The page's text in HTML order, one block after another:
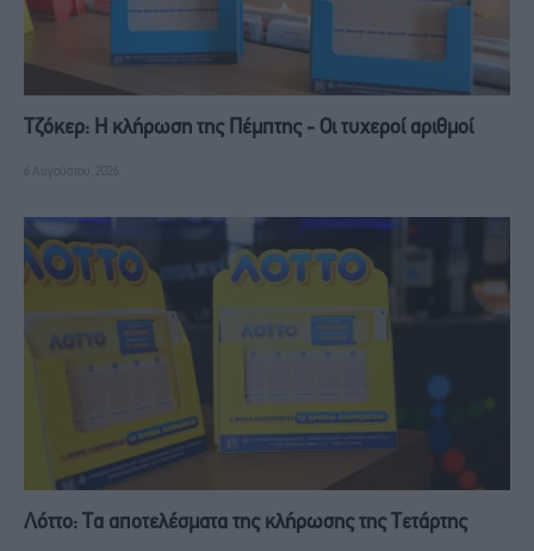
Τζόκερ: Η κλήρωση της Πέμπτης - Οι τυχεροί αριθμοί
6 Αυγούστου, 2026
Λόττο: Τα αποτελέσματα της κλήρωσης της Τετάρτης